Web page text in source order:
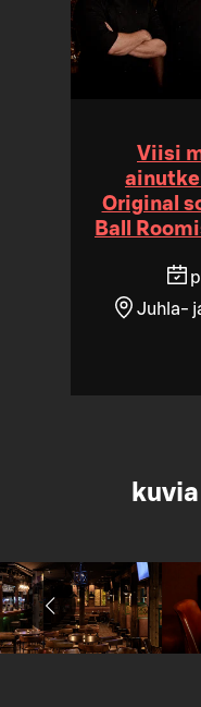
Viisi
Original
Ball
Juhla-